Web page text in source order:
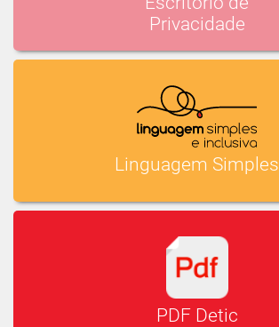
Privacidade
Linguagem Simples
PDF Detic